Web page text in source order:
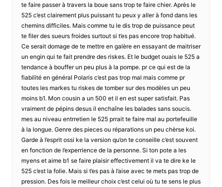
te faire passer à travers la boue sans trop te faire chier. Après le
525 c’est clairement plus puissant tu peux y aller à fond dans les
chemins difficiles. Mais comme tu le dis trop de puissance peut
te filer des sueurs froides surtout si t’es pas encore trop habitué.
Ce serait domage de te mettre en galère en essayant de maitriser
un engin qui te fait prendre des riskes. Et le budget ouais le 525 a
tendance à bouffer un peu plus à la pompe. pr ce qui est de la
fiabilité en général Polaris c’est pas trop mal mais comme pr
toutes les markes tu riskes de tomber sur des modèles un peu
moins b1. Mon cousin a un 500 et il en est super satisfait. Pas
vraiment de pépins desus il enchaîne les balades sans soucis.
mes au niveau entrretien le 525 prrait te faire mal au portefeuille
à la longue. Genre des pieces ou réparations un peu chèrse koi.
Garde à l’esprit ossi ke la version qu’on te conseille c’est souvent
en fonction de l’experrience de la personne. Si ton pote a les
myens et aime b1 se faire plaisir effectivement il va te dire ke le
525 c’est la folie. Mais si t’es pas à l’aise avec te mets pas trop de
pression. Des fois le meilleur choix c’est celui où tu te sens le plus